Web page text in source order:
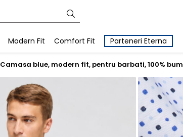
Modern Fit Comfort Fit Parteneri Eterna
Camasa blue, modern fit, pentru barbati, 100%